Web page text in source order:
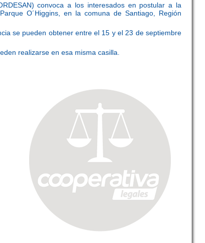
convoca a los interesados en postular a la
O´Higgins, en la comuna de Santiago, Región
se pueden obtener entre el 15 y el 23 de septiembre
realizarse en esa misma casilla.